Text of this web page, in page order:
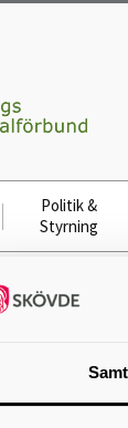
Politik &
Styrning